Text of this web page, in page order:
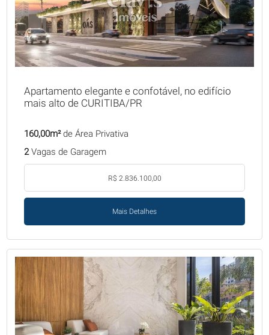
Apartamento elegante e confotável, no edifício
mais alto de CURITIBA/PR
160,00m²de Área Privativa
2Vagas de Garagem
R$ 2.836.100,00
Mais Detalhes